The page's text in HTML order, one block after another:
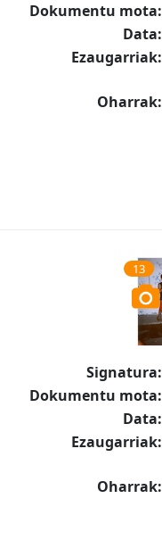
Dokumentu mota:
Data:
Ezaugarriak:
Oharrak:
13
Signatura:
Dokumentu mota:
Data:
Ezaugarriak:
Oharrak: